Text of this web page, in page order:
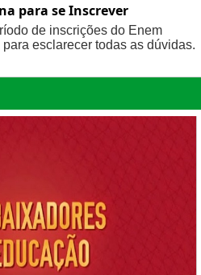
para se Inscrever
de inscrições do Enem
esclarecer todas as dúvidas.